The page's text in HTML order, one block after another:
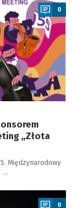
0
„Złota
Międzynarodowy
…
0